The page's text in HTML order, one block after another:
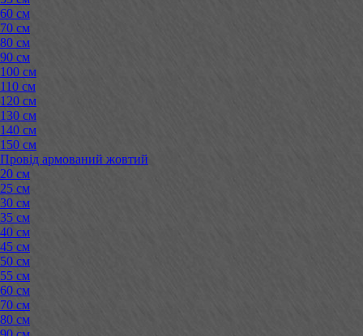
60 см
70 см
80 см
90 см
100 см
110 см
120 см
130 см
140 см
150 см
Провід армований жовтий
20 см
25 см
30 см
35 см
40 см
45 см
50 см
55 см
60 см
70 см
80 см